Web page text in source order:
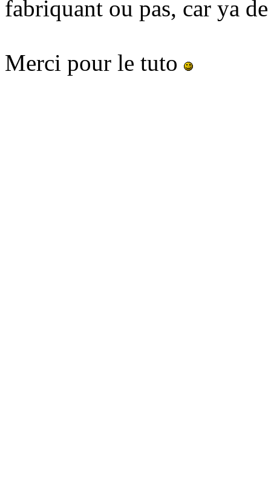
fabriquant ou pas, car ya
Merci pour le tuto